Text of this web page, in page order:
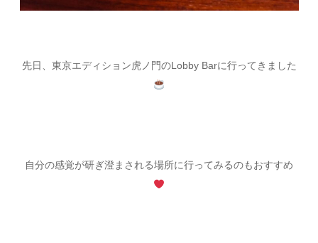
先日、東京エディション虎ノ門のLobby Barに行ってきました
自分の感覚が研ぎ澄まされる場所に行ってみるのもおすすめ